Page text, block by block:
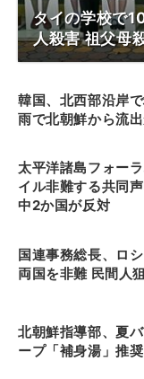
タイの学校で
人殺害 祖父母
韓国、北西部沿岸
雨で北朝鮮から流
太平洋諸島フォー
イル非難する共同
中2か国が反対
国連事務総長、ロ
両国を非難 民間人
北朝鮮指導部、夏
ープ「補身湯」推奨